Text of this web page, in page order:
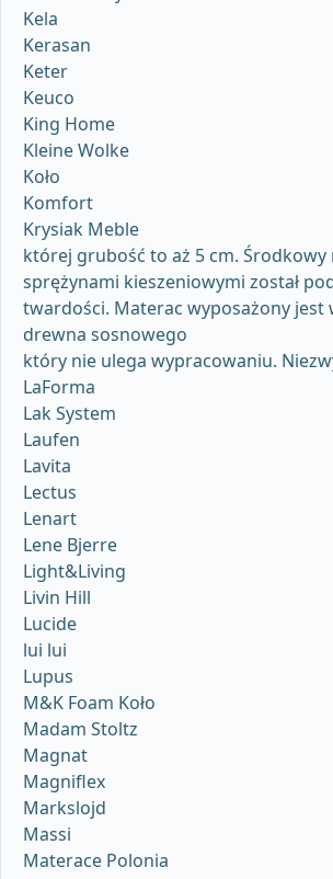
Kela
Kerasan
Keter
Keuco
King Home
Kleine Wolke
Koło
Komfort
Krysiak Meble
której grubość to aż 5 cm. Środkowy
sprężynami kieszeniowymi został
twardości. Materac wyposażony jest
drewna sosnowego
który nie ulega wypracowaniu.
LaForma
Lak System
Laufen
Lavita
Lectus
Lenart
Lene Bjerre
Light&Living
Livin Hill
Lucide
lui lui
Lupus
M&K Foam Koło
Madam Stoltz
Magnat
Magniflex
Markslojd
Massi
Materace Polonia